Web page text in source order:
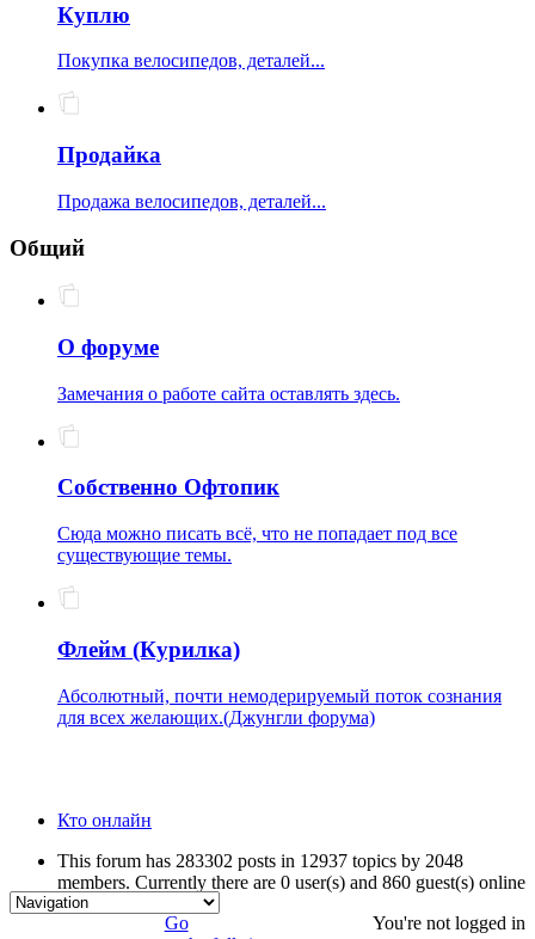
Куплю
Покупка велосипедов, деталей...
Продайка
Продажа велосипедов, деталей...
Общий
О форуме
Замечания о работе сайта оставлять здесь.
Собственно Офтопик
Сюда можно писать всё, что не попадает под все
существующие темы.
Флейм (Курилка)
Абсолютный, почти немодерируемый поток сознания
для всех желающих.(Джунгли форума)
Кто онлайн
This forum has 283302 posts in 12937 topics by 2048
members. Currently there are 0 user(s) and 860 guest(s) online
You're not logged in
Go